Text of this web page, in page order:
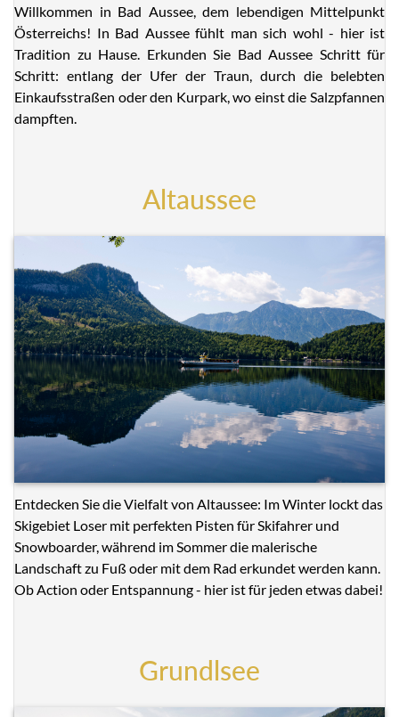
Willkommen in Bad Aussee, dem lebendigen Mittelpunkt
Österreichs! In Bad Aussee fühlt man sich wohl - hier ist
Tradition zu Hause. Erkunden Sie Bad Aussee Schritt für
Schritt: entlang der Ufer der Traun, durch die belebten
Einkaufsstraßen oder den Kurpark, wo einst die Salzpfannen
dampften.
Altaussee
Entdecken Sie die Vielfalt von Altaussee: Im Winter lockt das
Skigebiet Loser mit perfekten Pisten für Skifahrer und
Snowboarder, während im Sommer die malerische
Landschaft zu Fuß oder mit dem Rad erkundet werden kann.
Ob Action oder Entspannung - hier ist für jeden etwas dabei!
Grundlsee